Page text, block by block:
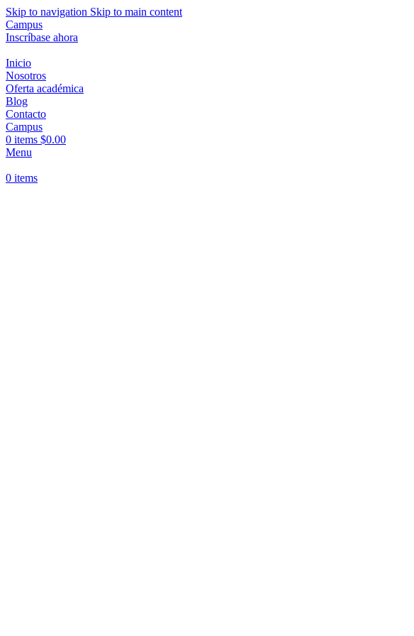
Skip to navigation Skip to main content
Campus
Inscríbase ahora
Inicio
Nosotros
Oferta académica
Blog
Contacto
Campus
0 items $0.00
Menu
0 items